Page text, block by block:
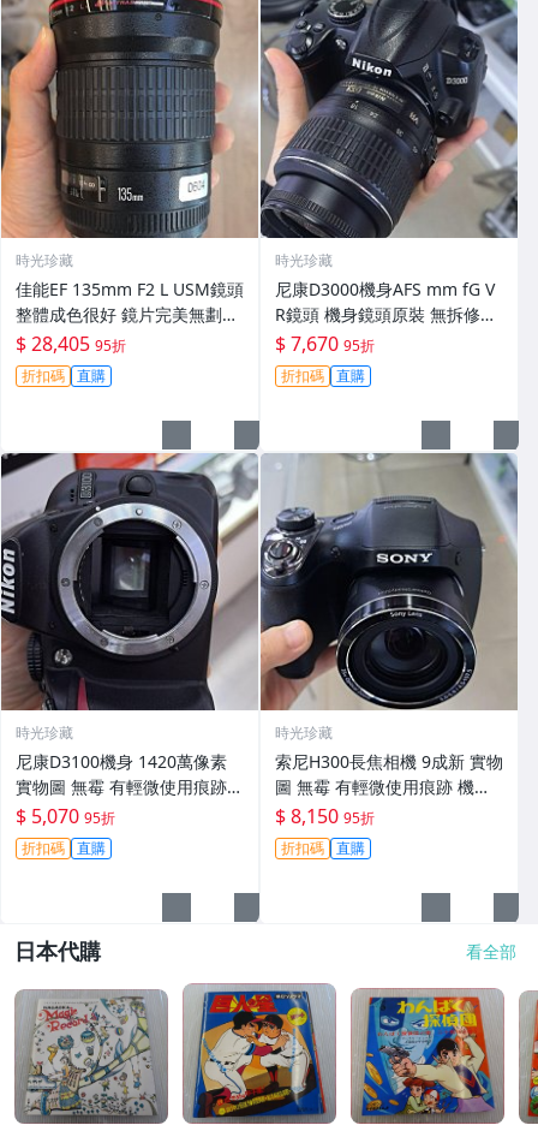
時光珍藏
佳能EF 135mm F2 L USM鏡頭
整體成色很好 鏡片完美無劃痕
功能一切正常 無拆修無-3430
$ 28,405 95折
折扣碼 直購
時光珍藏
尼康D3000機身AFS mm fG V
R鏡頭 機身鏡頭原裝 無拆修無
翻新 有輕微使用痕跡 鏡頭-34
30
$ 7,670 95折
折扣碼 直購
時光珍藏
尼康D3100機身 1420萬像素
實物圖 無霉 有輕微使用痕跡
機身原裝 無拆修無翻新 臨-34
3
$ 5,070 95折
折扣碼 直購
時光珍藏
索尼H300長焦相機 9成新 實物
圖 無霉 有輕微使用痕跡 機身
鏡頭原裝 無拆修無翻新-3430
$ 8,150 95折
折扣碼 直購
日本代購 看全部